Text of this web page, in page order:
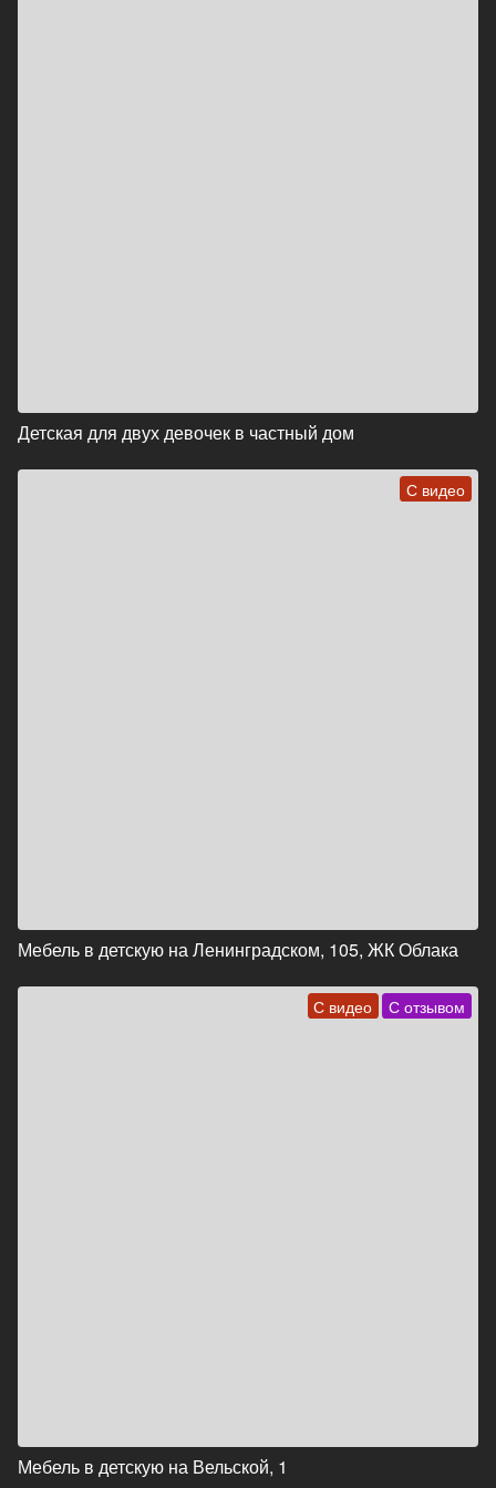
Детская для двух девочек в частный дом
С видео
Мебель в детскую на Ленинградском, 105, ЖК Облака
С видео С отзывом
Мебель в детскую на Вельской, 1